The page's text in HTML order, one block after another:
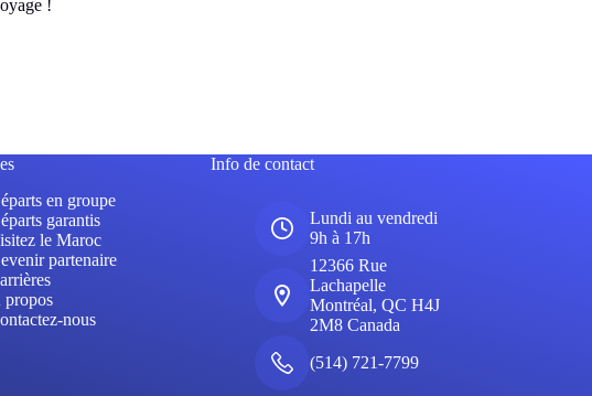
!
en groupe
garantis
le Maroc
partenaire
nous
Info de contact
Lundi au vendredi
9h à 17h
12366 Rue
Lachapelle
Montréal, QC H4J
2M8 Canada
(514) 721-7799